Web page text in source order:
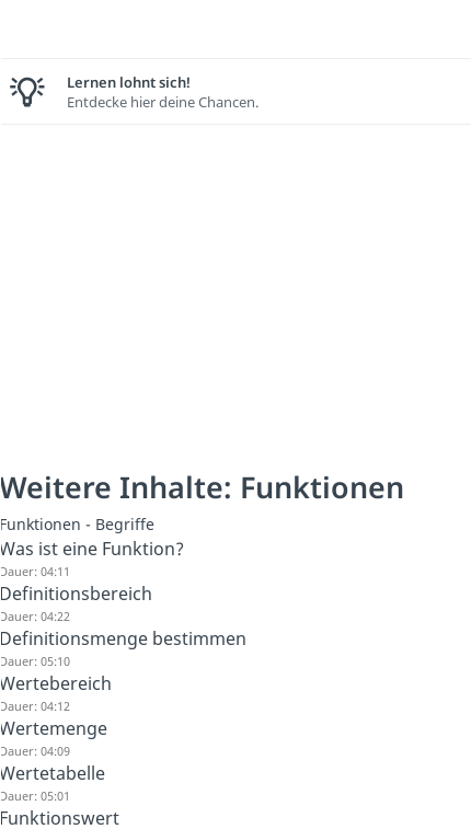
Lernen lohnt sich!
Entdecke hier deine Chancen.
Weitere Inhalte: Funktionen
Funktionen - Begriffe
Was ist eine Funktion?
Dauer: 04:11
Definitionsbereich
Dauer: 04:22
Definitionsmenge bestimmen
Dauer: 05:10
Wertebereich
Dauer: 04:12
Wertemenge
Dauer: 04:09
Wertetabelle
Dauer: 05:01
Funktionswert